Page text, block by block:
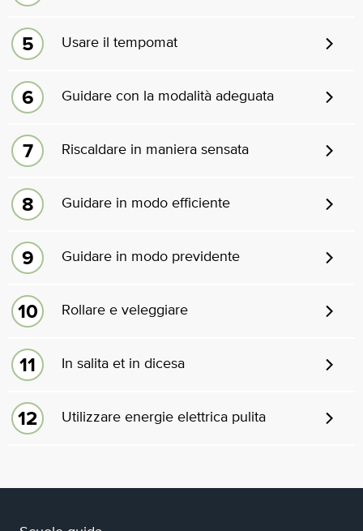
Usare il tempomat
Guidare con la modalità adeguata
Riscaldare in maniera sensata
Guidare in modo efficiente
Guidare in modo previdente
Rollare e veleggiare
In salita et in dicesa
Utilizzare energie elettrica pulita